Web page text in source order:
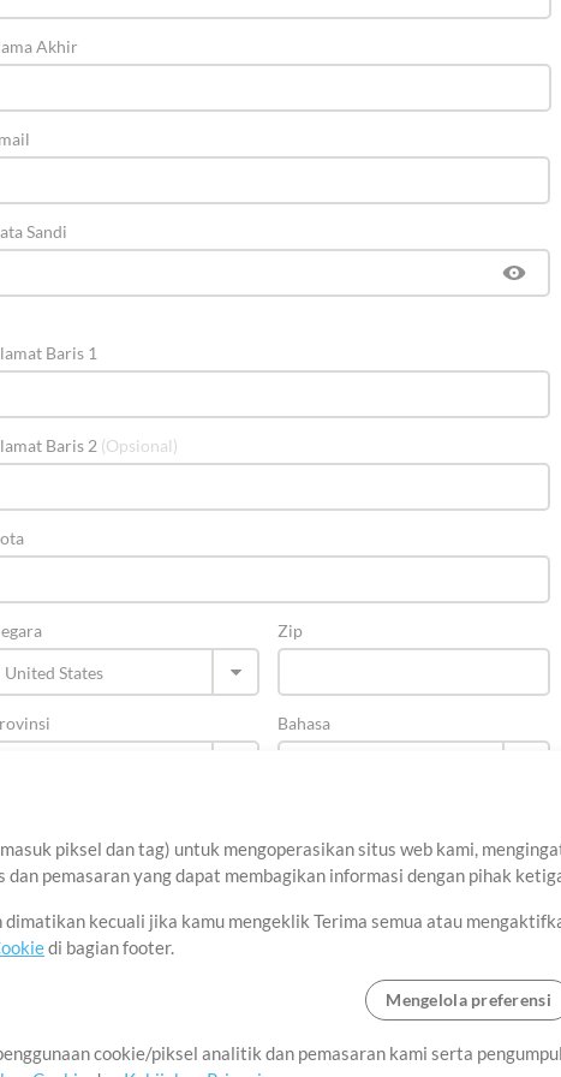
piksel dan tag) untuk mengoperasikan situs web kami,
pemasaran yang dapat membagikan informasi dengan pihak
kecuali jika kamu mengeklik Terima semua atau
di bagian footer.
Mengelola preferensi
cookie/piksel analitik dan pemasaran kami serta
Akhir
Sandi
Baris 1
Baris 2 (Opsional)
Zip
Bahasa
Ketentuan Penggunaan Kebijakan Privasi Preferensi Cookie